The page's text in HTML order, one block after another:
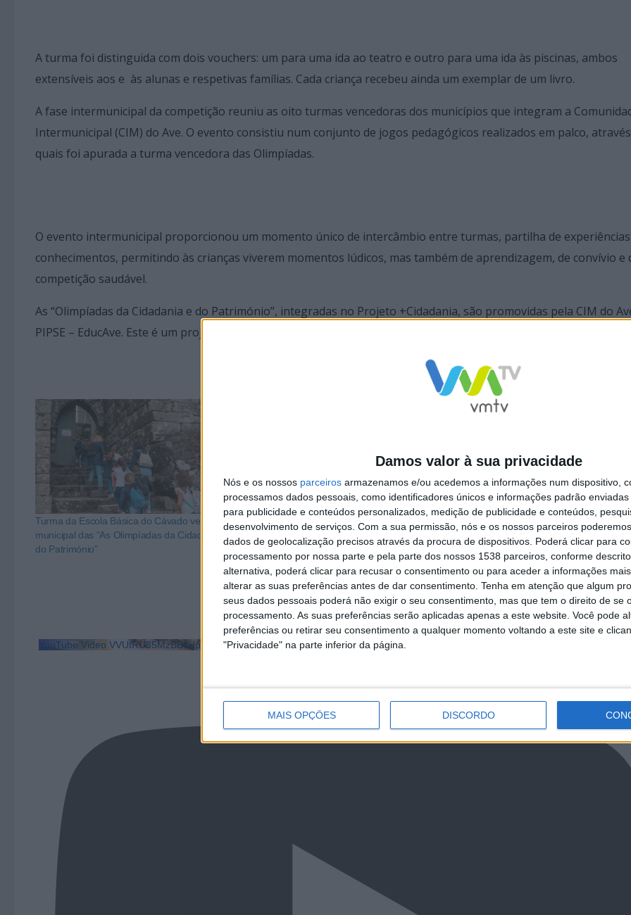
Damos valor à sua privacidade
Nós e os nossos parceiros armazenamos e/ou acedemos a informações num dispositivo,
processamos dados pessoais, como identificadores únicos e informações padrão
para publicidade e conteúdos personalizados, medição de publicidade e conteúdos,
desenvolvimento de serviços. Com a sua permissão, nós e os nossos parceiros
dados de geolocalização precisos através da procura de dispositivos. Poderá clicar para
processamento por nossa parte e pela parte dos nossos 1538 parceiros, conforme
alternativa, poderá clicar para recusar o consentimento ou para aceder a informações
alterar as suas preferências antes de dar consentimento. Tenha em atenção que algum
seus dados pessoais poderá não exigir o seu consentimento, mas que tem o direito de se
processamento. As suas preferências serão aplicadas apenas a este website. Você pode
preferências ou retirar seu consentimento a qualquer momento voltando a este site e
"Privacidade" na parte inferior da página.
MAIS OPÇÕES DISCORDO
A turma foi distinguida com dois vouchers: um para uma ida ao teatro e outro para uma ida às piscinas, ambos
extensíveis aos e às alunas e respetivas famílias. Cada criança recebeu ainda um exemplar de um livro.
A fase intermunicipal da competição reuniu as oito turmas vencedoras dos municípios que integram a
Intermunicipal (CIM) do Ave. O evento consistiu num conjunto de jogos pedagógicos realizados em palco,
quais foi apurada a turma vencedora das Olimpíadas.
O evento intermunicipal proporcionou um momento único de intercâmbio entre turmas, partilha de
conhecimentos, permitindo às crianças viverem momentos lúdicos, mas também de aprendizagem, de convívio e
competição saudável.
As “Olimpíadas da Cidadania e do Património”, integradas no Projeto +Cidadania, são promovidas pela CIM do
PIPSE – EducAve. Este é um projeto cofinanciado pelo Programa Regional NORTE 2030/FSE.
Turma da Escola Básica do Cávado vencedora
municipal das “As Olimpíadas da Cidadania e
do Património”
Final intermunicipal do concurso “As
Olimpíadas da cidadania e do Património”
EB Domingos de Abreu de Vieira do
EB de Dume de Braga na final nacional
concurso “As Olimpíadas da Cidadania
Património”
YouTube Video VVUtRU85MzBBcHpOcU5BUnpKX0wyV1ZBLmNCa2l2ckl3RkxJ